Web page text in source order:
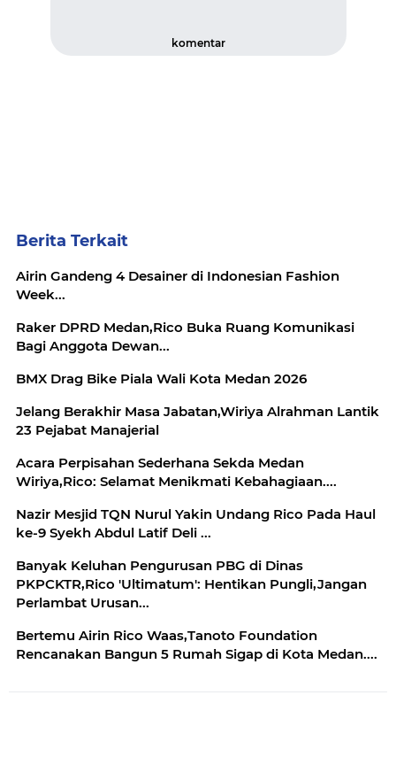
komentar
Berita Terkait
Airin Gandeng 4 Desainer di Indonesian Fashion
Week...
Raker DPRD Medan,Rico Buka Ruang Komunikasi
Bagi Anggota Dewan...
BMX Drag Bike Piala Wali Kota Medan 2026
Jelang Berakhir Masa Jabatan,Wiriya Alrahman Lantik
23 Pejabat Manajerial
Acara Perpisahan Sederhana Sekda Medan
Wiriya,Rico: Selamat Menikmati Kebahagiaan....
Nazir Mesjid TQN Nurul Yakin Undang Rico Pada Haul
ke-9 Syekh Abdul Latif Deli ...
Banyak Keluhan Pengurusan PBG di Dinas
PKPCKTR,Rico 'Ultimatum': Hentikan Pungli,Jangan
Perlambat Urusan...
Bertemu Airin Rico Waas,Tanoto Foundation
Rencanakan Bangun 5 Rumah Sigap di Kota Medan....